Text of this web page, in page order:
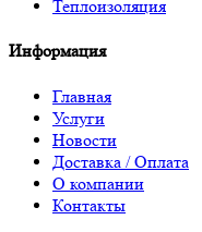
Теплоизоляция
Информация
Главная
Услуги
Новости
Доставка / Оплата
О компании
Контакты